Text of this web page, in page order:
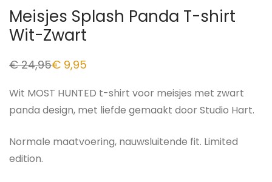
Meisjes Splash Panda T-shirt
Wit-Zwart
€24,95€ 9,95
Wit MOST HUNTED t-shirt voor meisjes met zwart
panda design, met liefde gemaakt door Studio Hart.
Normale maatvoering, nauwsluitende fit. Limited
edition.